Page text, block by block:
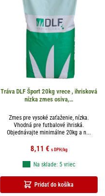
Tráva DLF Šport 20kg vrece , ihrisková
nízka zmes osiva,…
Zmes pre vysoké zaťaženie, nízka.
Vhodná pre futbalové ihriská.
Objednávajte minimálne 20kg a n...
8,11 € s DPH /kg
Pridať do košíka
Na sklade: 5 vriec